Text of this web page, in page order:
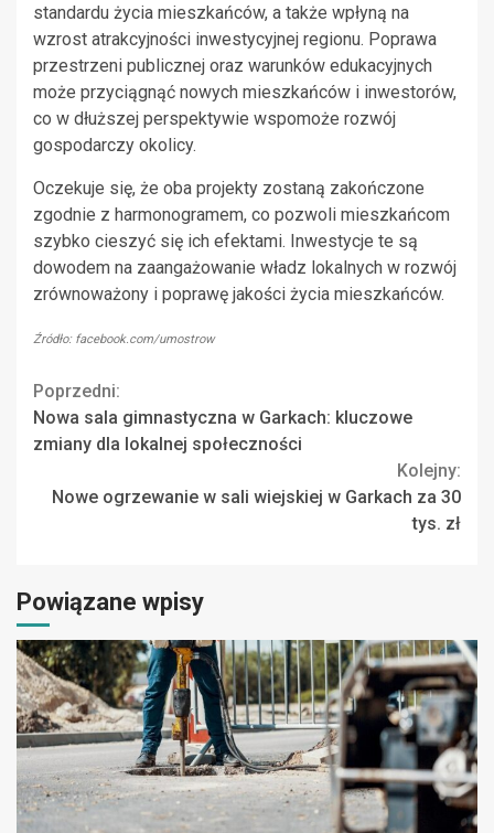
standardu życia mieszkańców, a także wpłyną na
wzrost atrakcyjności inwestycyjnej regionu. Poprawa
przestrzeni publicznej oraz warunków edukacyjnych
może przyciągnąć nowych mieszkańców i inwestorów,
co w dłuższej perspektywie wspomoże rozwój
gospodarczy okolicy.
Oczekuje się, że oba projekty zostaną zakończone
zgodnie z harmonogramem, co pozwoli mieszkańcom
szybko cieszyć się ich efektami. Inwestycje te są
dowodem na zaangażowanie władz lokalnych w rozwój
zrównoważony i poprawę jakości życia mieszkańców.
Źródło: facebook.com/umostrow
Continue
Reading
Poprzedni:
Nowa sala gimnastyczna w Garkach: kluczowe
zmiany dla lokalnej społeczności
Kolejny:
Nowe ogrzewanie w sali wiejskiej w Garkach za 30
tys. zł
Powiązane wpisy